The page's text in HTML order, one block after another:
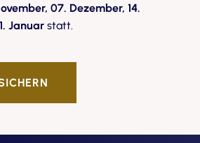
07. Dezember, 14.
Januarstatt.